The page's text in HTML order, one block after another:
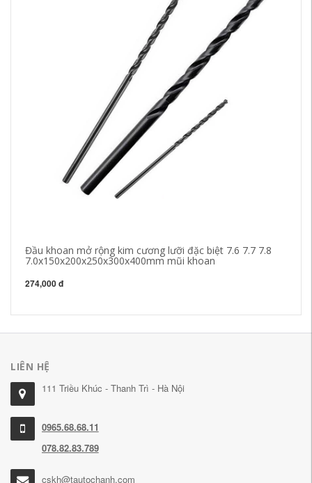
Đầu khoan mở rộng kim cương lưỡi đặc biệt 7.6 7.7 7.8
7.0x150x200x250x300x400mm mũi khoan
274,000 đ
LIÊN HỆ
111 Triều Khúc - Thanh Trì - Hà Nội
0965.68.68.11
078.82.83.789
cskh@tautochanh.com